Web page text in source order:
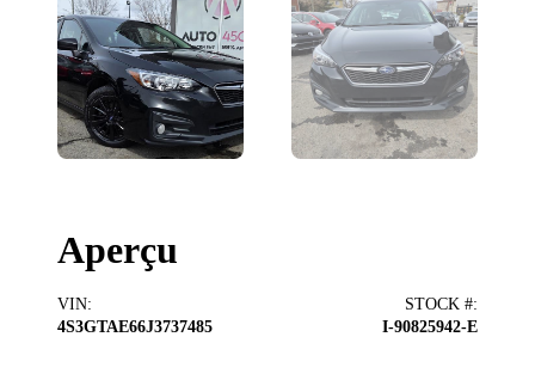
Aperçu
VIN:
4S3GTAE66J3737485
STOCK #:
I-90825942-E